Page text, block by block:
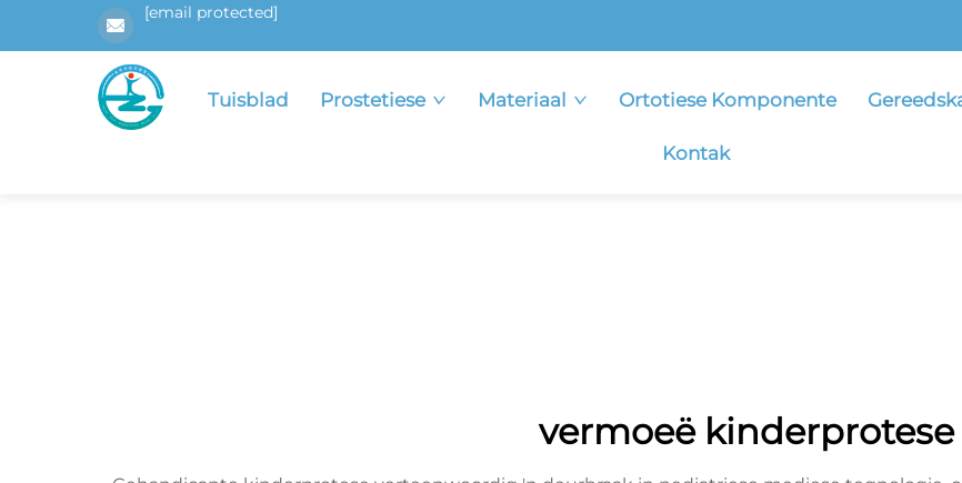
[email protected]
Tuisblad Prostetiese Materiaal Ortotiese Komponente
Kontak
vermoeë kinderprotese